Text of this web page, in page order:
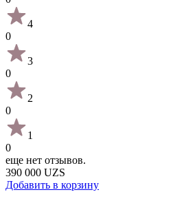
4
0
3
0
2
0
1
0
еще нет отзывов.
390 000 UZS
Добавить в корзину